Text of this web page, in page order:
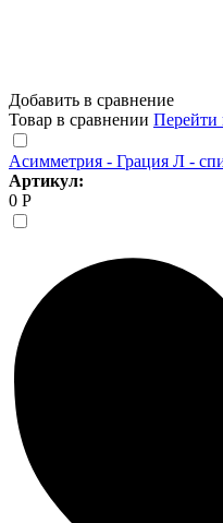
Добавить в сравнение
Товар в сравнении Перейти
Асимметрия - Грация Л -
Артикул:
0 Р